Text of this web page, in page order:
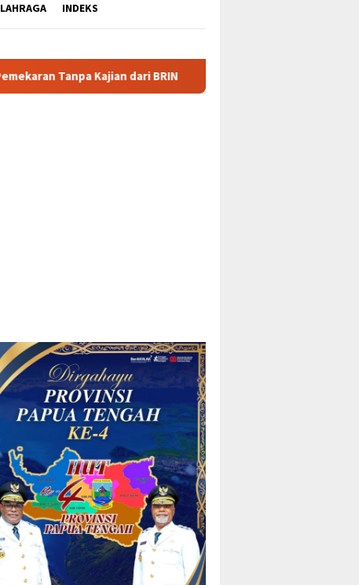
INDEKS
Klarifikasi Nolas Douw: Tarik Kembali Surat, Lepas